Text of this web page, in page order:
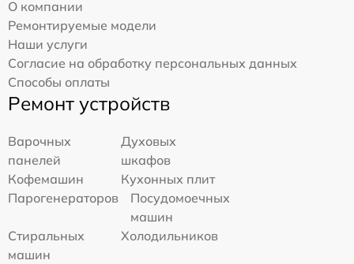
О компании
Ремонтируемые модели
Наши услуги
Согласие на обработку персональных данных
Способы оплаты
Ремонт устройств
Варочных
панелей
Духовых
шкафов
Кофемашин
Кухонных плит
Парогенераторов
Посудомоечных
машин
Стиральных
машин
Холодильников